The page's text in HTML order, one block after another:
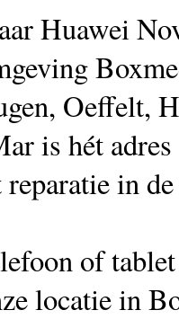
Huawei
Oeffelt,
is hét
in
of
locatie in